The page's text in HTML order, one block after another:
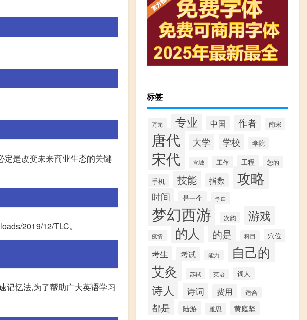
定是改变未来商业生态的关键
2019/12/TLC。
记忆法,为了帮助广大英语学习
标签
万元 专业 中国 作者 南宋
唐代 大学 学校 学院
宋代 宣城 工作 工程 您的
手机 技能 指数 攻略
时间 是一个 李白
梦幻西游 次韵 游戏
疫情 的人 的是 科目 穴位
考生 考试 能力
自己的
艾灸
苏轼 英语 词人
诗人 诗词 费用 适合
都是 陆游 雅思 黄庭坚